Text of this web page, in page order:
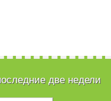
две недели